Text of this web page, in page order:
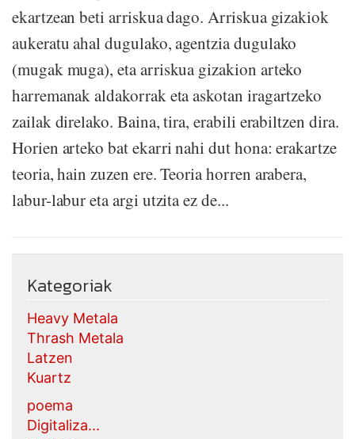
ekartzean beti arriskua dago. Arriskua gizakiok
aukeratu ahal dugulako, agentzia dugulako
(mugak muga), eta arriskua gizakion arteko
harremanak aldakorrak eta askotan iragartzeko
zailak direlako. Baina, tira, erabili erabiltzen dira.
Horien arteko bat ekarri nahi dut hona: erakartze
teoria, hain zuzen ere. Teoria horren arabera,
labur-labur eta argi utzita ez de...
Kategoriak
Heavy Metala
Thrash Metala
Latzen
Kuartz
poema
Digitaliza...